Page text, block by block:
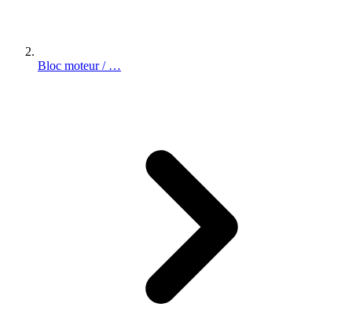
Bloc moteur / …